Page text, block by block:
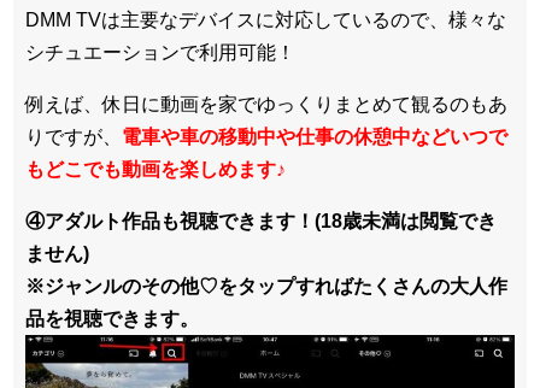
DMM TVは主要なデバイスに対応しているので、 様々な
シチュエーションで利用可能！
例えば、休日に動画を家でゆっくりまとめて観るのもあ
りですが、 電車や車の移動中や仕事の休憩中などいつで
もどこでも動画を楽しめます♪
④アダルト作品も視聴できます！(18歳未満は閲覧でき
ません)
※ジャンルのその他♡をタップすればたくさんの大人作
品を視聴できます。